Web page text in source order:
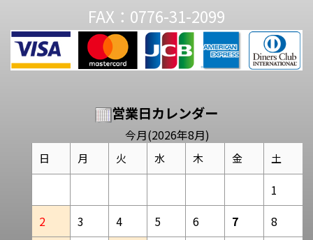
FAX：0776-31-2099
営業日カレンダー
今月(2026年8月)
日 月 火 水 木 金 土
1
2
3 4 5 6 7
8